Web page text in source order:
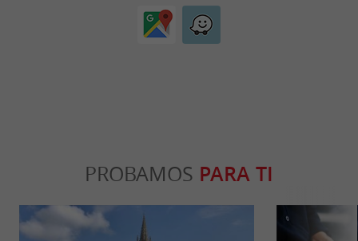
PROBAMOS PARA TI